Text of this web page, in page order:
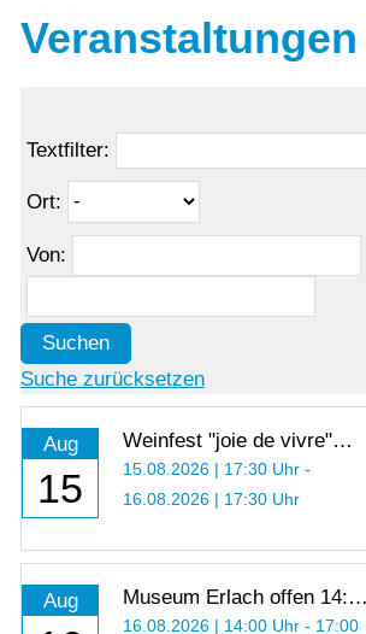
Veranstaltungen
Textfilter:
Ort:
Von:
Suchen
Suche zurücksetzen
Aug
15
Weinfest "joie de vivre"
2026
15.08.2026 | 17:30 Uhr -
16.08.2026 | 17:30 Uhr
Aug
Museum Erlach offen 14:00
- 17:00 Uhr
16.08.2026 | 14:00 Uhr - 17:00